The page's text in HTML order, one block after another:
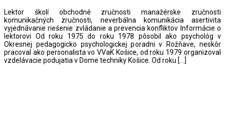
Lektor školí obchodné zručnosti manažérske zručnosti
komunikačných zručnosti, neverbálna komunikácia asertivita
vyjednávanie riešenie zvládanie a prevencia konfliktov Informácie o
lektorovi Od roku 1975 do roku 1978 pôsobil ako psychológ v
Okresnej pedagogicko psychologickej poradni v Rožňave, neskôr
pracoval ako personalista vo VVaK Košice, od roku 1979 organizoval
vzdelávacie podujatia v Dome techniky Košice. Od roku […]